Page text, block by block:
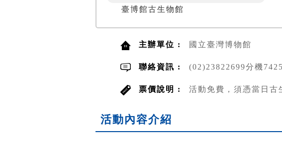
臺博館古生物館
主辦單位 : 國立臺灣博物館
聯絡資訊 : (02)23822699分機
票價說明 : 活動免費，須憑當日古
活動內容介紹